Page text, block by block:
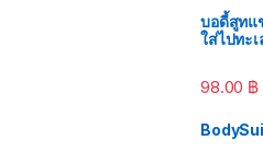
บอดี้สูทแ
ใส่ไปทะเ
98.00 ฿